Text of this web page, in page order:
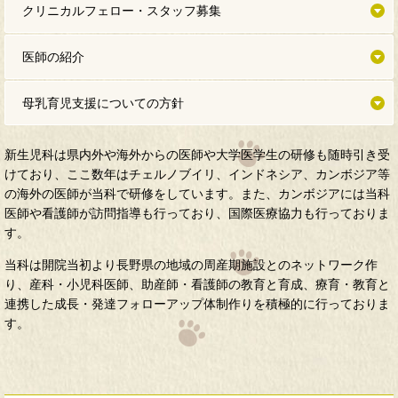
クリニカルフェロー・スタッフ募集
医師の紹介
母乳育児支援についての方針
新生児科は県内外や海外からの医師や大学医学生の研修も随時引き受
けており、ここ数年はチェルノブイリ、インドネシア、カンボジア等
の海外の医師が当科で研修をしています。また、カンボジアには当科
医師や看護師が訪問指導も行っており、国際医療協力も行っておりま
す。
当科は開院当初より長野県の地域の周産期施設とのネットワーク作
り、産科・小児科医師、助産師・看護師の教育と育成、療育・教育と
連携した成長・発達フォローアップ体制作りを積極的に行っておりま
す。